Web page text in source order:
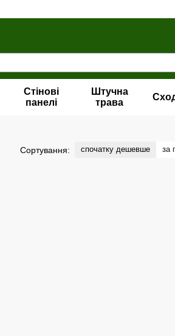
Стінові
панелі
Штучна
трава
Сортування: спочатку дешевше за